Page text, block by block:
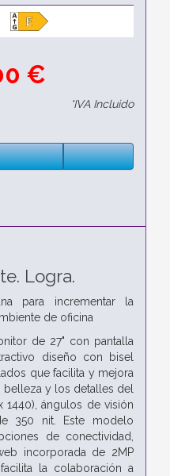
€
*IVA Incluido
Logra.
para incrementar la
de oficina
de 27" con pantalla
diseño con bisel
que facilita y mejora
belleza y los detalles del
ángulos de visión
350 nit. Este modelo
de conectividad,
incorporada de 2MP
la colaboración a